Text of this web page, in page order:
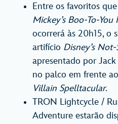
Entre os favoritos
Mickey’s Boo-To-
ocorrerá às 20h15, o
artifício Disney’s
apresentado por
no palco em frente
Villain Spelltacular.
TRON Lightcycle /
Adventure estarão